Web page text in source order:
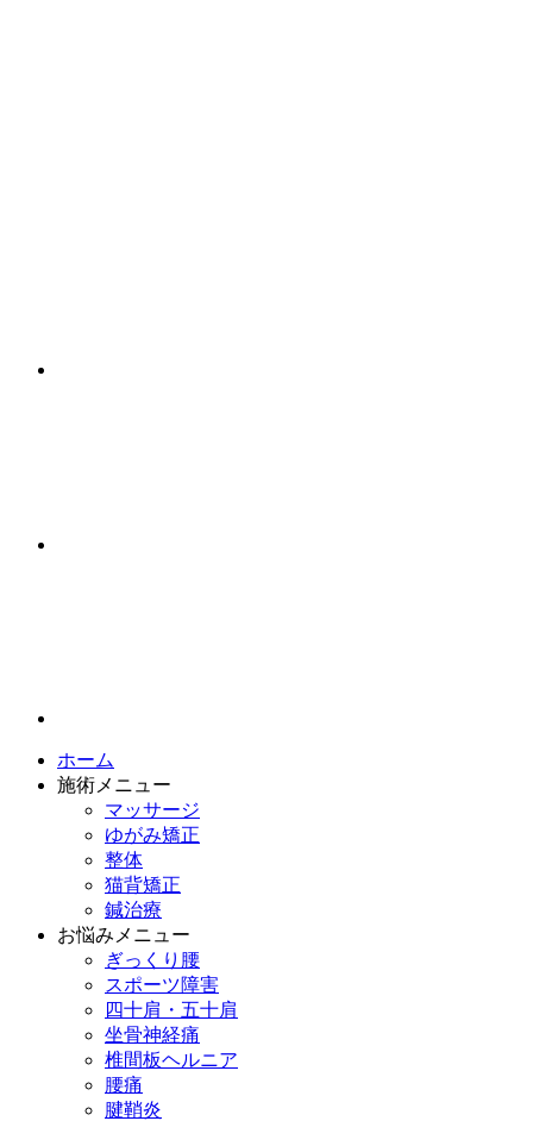
ホーム
施術メニュー
マッサージ
ゆがみ矯正
整体
猫背矯正
鍼治療
お悩みメニュー
ぎっくり腰
スポーツ障害
四十肩・五十肩
坐骨神経痛
椎間板ヘルニア
腰痛
腱鞘炎